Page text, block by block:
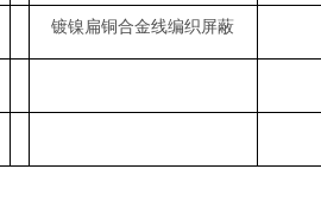
镀镍扁铜合金线编织屏蔽